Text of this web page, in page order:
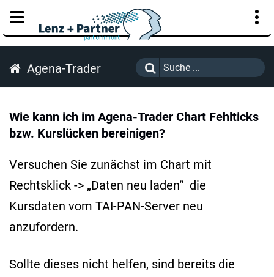
KUNDENPORTAL
Agena-Trader
Wie kann ich im Agena-Trader Chart Fehlticks
bzw. Kurslücken bereinigen?
Versuchen Sie zunächst im Chart mit
Rechtsklick -> „Daten neu laden“ die
Kursdaten vom TAI-PAN-Server neu
anzufordern.
Sollte dieses nicht helfen, sind bereits die